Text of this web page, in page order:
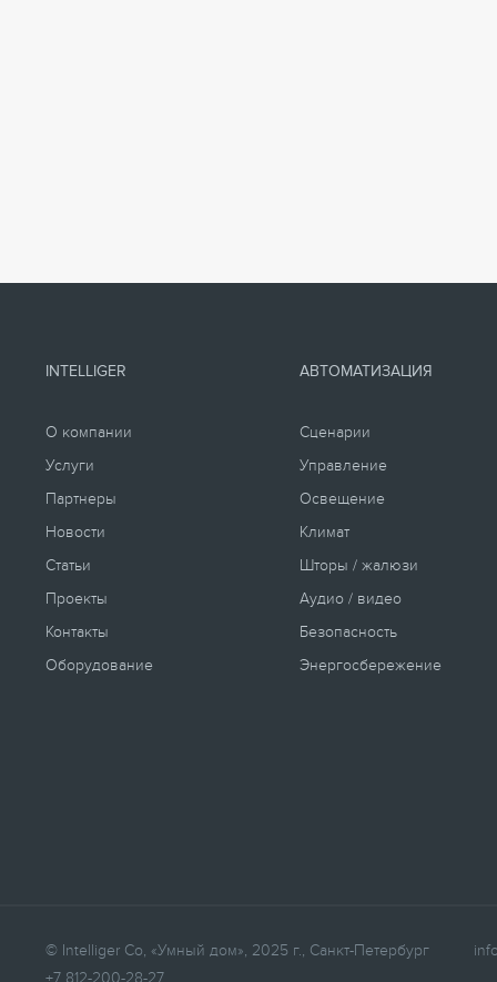
INTELLIGER
О компании
Услуги
Партнеры
Новости
Статьи
Проекты
Контакты
Оборудование
АВТОМАТИЗАЦИЯ
Сценарии
Управление
Освещение
Климат
Шторы / жалюзи
Аудио / видео
Безопасность
Энергосбережение
© Intelliger Co, «Умный дом», 2025 г., Санкт-Петербург